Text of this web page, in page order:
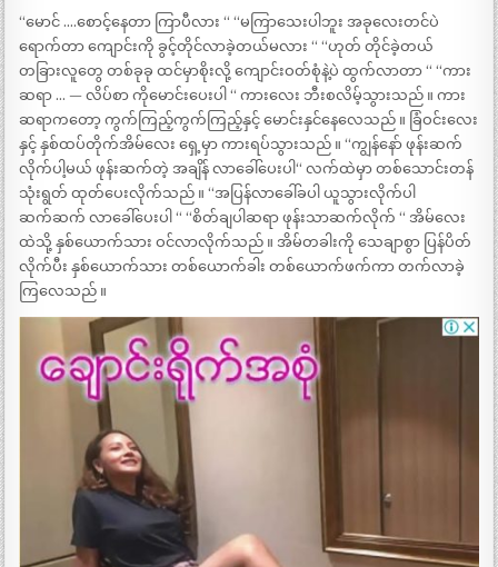
“မောင် ….စောင့်နေတာ ကြာပီလား “ “မကြာသေးပါဘူး အခုလေးတင်ပဲ
ရောက်တာ ကျောင်းကို ခွင့်တိုင်လာခဲ့တယ်မလား “ “ဟုတ် တိုင်ခဲ့တယ်
တခြားလူတွေ တစ်ခုခု ထင်မှာစိုးလို့ ကျောင်းဝတ်စုံနဲ့ပဲ ထွက်လာတာ “ “ကား
ဆရာ … — လိပ်စာ ကိုမောင်းပေးပါ “ ကားလေး ဘီးစလိမ့်သွားသည် ။ ကား
ဆရာကတော့ ကွက်ကြည့်ကွက်ကြည့်နှင့် မောင်းနှင်နေလေသည် ။ ခြံဝင်းလေး
နှင့် နှစ်ထပ်တိုက်အိမ်လေး ရှေ့မှာ ကားရပ်သွားသည် ။ “ကျွန်နော် ဖုန်းဆက်
လိုက်ပါ့မယ် ဖုန်းဆက်တဲ့ အချိန် လာခေါ်ပေးပါ“ လက်ထဲမှာ တစ်သောင်းတန်
သုံးရွတ် ထုတ်ပေးလိုက်သည် ။ “အပြန်လာခေါ်ခပါ ယူသွားလိုက်ပါ
ဆက်ဆက် လာခေါ်ပေးပါ “ “စိတ်ချပါဆရာ ဖုန်းသာဆက်လိုက် “ အိမ်လေး
ထဲသို့ နှစ်ယောက်သား ဝင်လာလိုက်သည် ။ အိမ်တခါးကို သေချာစွာ ပြန်ပိတ်
လိုက်ပီး နှစ်ယောက်သား တစ်ယောက်ခါး တစ်ယောက်ဖက်ကာ တက်လာခဲ့
ကြလေသည် ။